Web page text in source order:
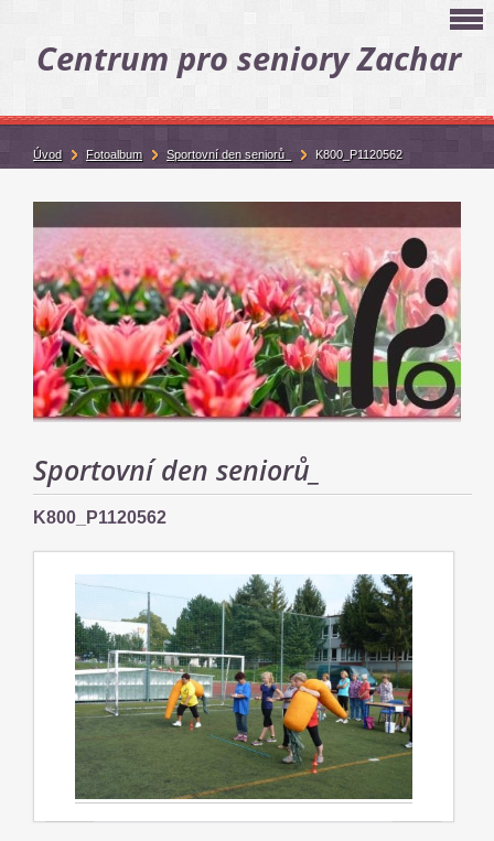
Centrum pro seniory Zachar
Sportovní den seniorů_
K800_P1120562
Úvod Fotoalbum Sportovní den seniorů_ K800_P1120562